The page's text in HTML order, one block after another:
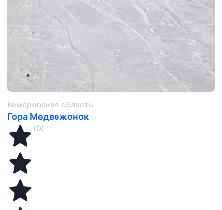
Кемеровская область
Гора Медвежонок
(0)